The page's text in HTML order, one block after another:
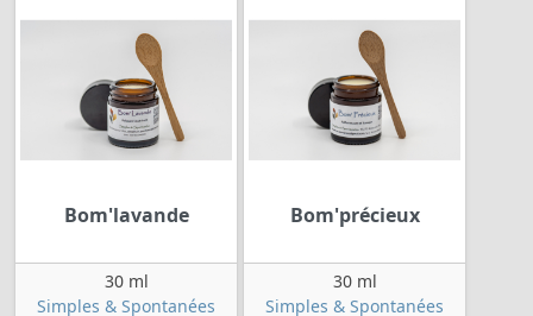
Bom'lavande
30 ml
Simples & Spontanées
Bom'précieux
30 ml
Simples & Spontanées